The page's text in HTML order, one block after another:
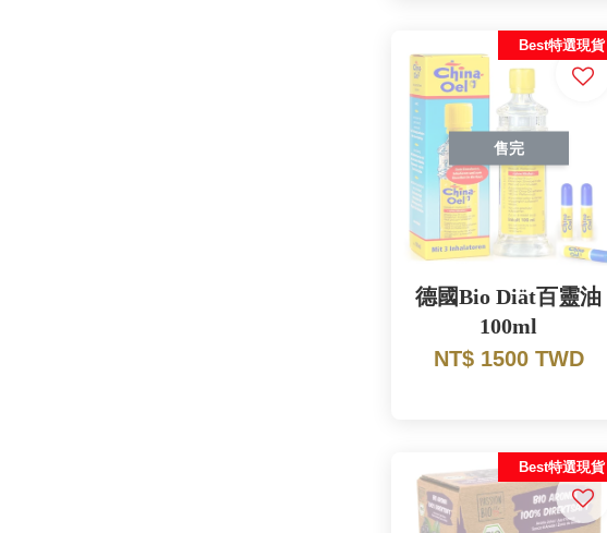
售完
Best特選現貨
德國Bio Diät百靈油
100ml
NT$ 1500 TWD
Best特選現貨